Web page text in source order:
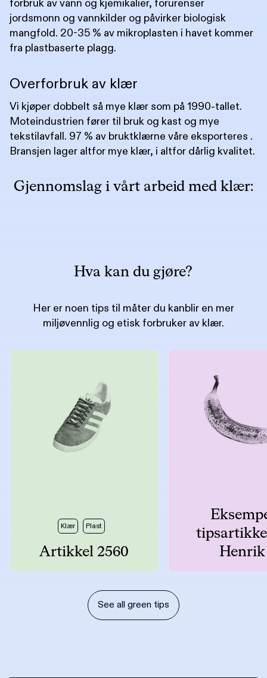
forbruk av vann og kjemikalier, forurenser
jordsmonn og vannkilder og påvirker biologisk
mangfold. 20-35 % av mikroplasten i havet kommer
fra plastbaserte plagg.
Overforbruk av klær
Vi kjøper dobbelt så mye klær som på 1990-tallet.
Moteindustrien fører til bruk og kast og mye
tekstilavfall. 97 % av bruktklærne våre eksporteres .
Bransjen lager altfor mye klær, i altfor dårlig kvalitet.
Gjennomslag i vårt arbeid med klær:
Hva kan du gjøre?
Her er noen tips til måter du kanblir en mer
miljøvennlig og etisk forbruker av klær.
Klær Plast
Artikkel 2560
Henrik
See all green tips